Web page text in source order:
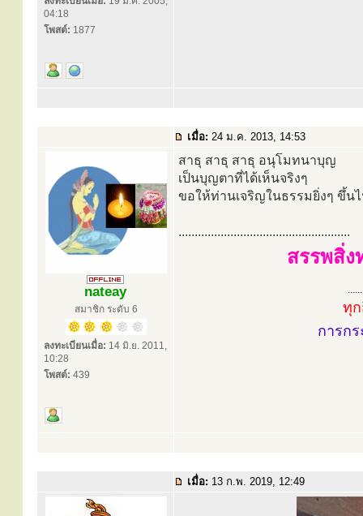
04:18
โพสต์: 1877
เมื่อ: 24 ม.ค. 2013, 14:53
nateay
สมาชิก ระดับ 6
ลงทะเบียนเมื่อ: 14 มิ.ย. 2011,
10:28
โพสต์: 439
สาธุ สาธุ สาธุ อนุโมทนาบุญ
เป็นบุญตาที่ได้เห็นจริงๆ
ขอให้ท่านเจริญในธรรมยิ่งๆ ขึ้น
.....................................................
สรรพสิ่
ทุ
การก
เมื่อ: 13 ก.พ. 2019, 12:49